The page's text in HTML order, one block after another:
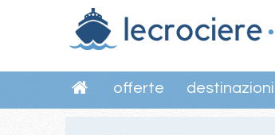
offerte destinazioni